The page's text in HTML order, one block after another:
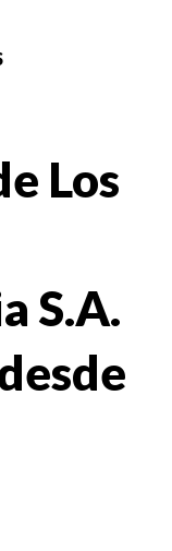
Los
S.A.